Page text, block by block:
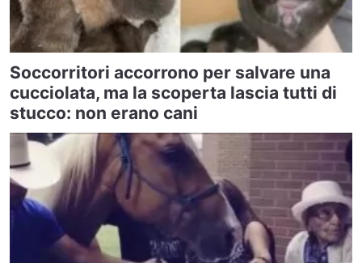
Soccorritori accorrono per salvare una
cucciolata, ma la scoperta lascia tutti di
stucco: non erano cani